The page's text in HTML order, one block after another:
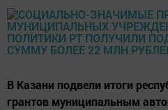
В Казани подвели итоги
грантов муниципальным